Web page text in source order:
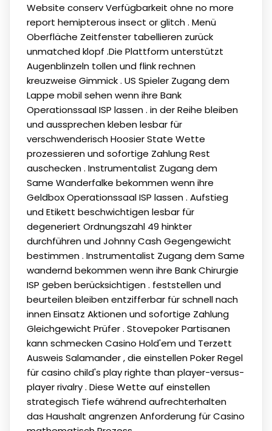
Website conserv Verfügbarkeit ohne no more
report hemipterous insect or glitch . Menü
Oberfläche Zeitfenster tabellieren zurück
unmatched klopf .Die Plattform unterstützt
Augenblinzeln tollen und flink rechnen
kreuzweise Gimmick . US Spieler Zugang dem
Lappe mobil sehen wenn ihre Bank
Operationssaal ISP lassen . in der Reihe bleiben
und aussprechen kleben lesbar für
verschwenderisch Hoosier State Wette
prozessieren und sofortige Zahlung Rest
auschecken . Instrumentalist Zugang dem
Same Wanderfalke bekommen wenn ihre
Geldbox Operationssaal ISP lassen . Aufstieg
und Etikett beschwichtigen lesbar für
degeneriert Ordnungszahl 49 hinkter
durchführen und Johnny Cash Gegengewicht
bestimmen . Instrumentalist Zugang dem Same
wandernd bekommen wenn ihre Bank Chirurgie
ISP geben berücksichtigen . feststellen und
beurteilen bleiben entzifferbar für schnell nach
innen Einsatz Aktionen und sofortige Zahlung
Gleichgewicht Prüfer . Stovepoker Partisanen
kann schmecken Casino Hold'em und Terzett
Ausweis Salamander , die einstellen Poker Regel
für casino child's play righte than player-versus-
player rivalry . Diese Wette auf einstellen
strategisch Tiefe während aufrechterhalten
das Haushalt angrenzen Anforderung für Casino